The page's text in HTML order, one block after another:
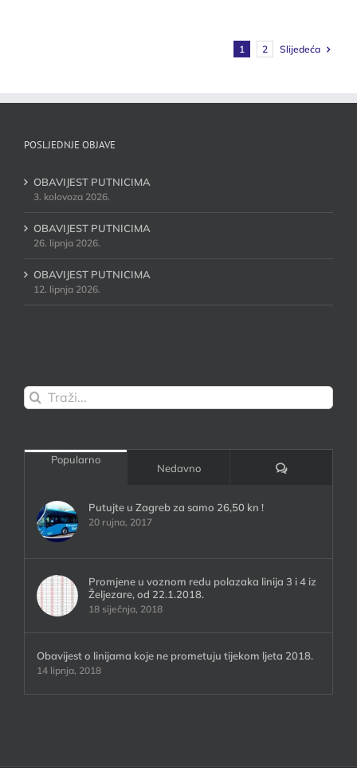
1 2 Slijedeća
POSLJEDNJE OBJAVE
OBAVIJEST PUTNICIMA
3. kolovoza 2026.
OBAVIJEST PUTNICIMA
26. lipnja 2026.
OBAVIJEST PUTNICIMA
12. lipnja 2026.
Traži...
Popularno
Nedavno Komentari:
Putujte u Zagreb za samo 26,50 kn !
20 rujna, 2017
Promjene u voznom redu polazaka linija 3 i 4 iz
Željezare, od 22.1.2018.
18 siječnja, 2018
Obavijest o linijama koje ne prometuju tijekom ljeta 2018.
14 lipnja, 2018